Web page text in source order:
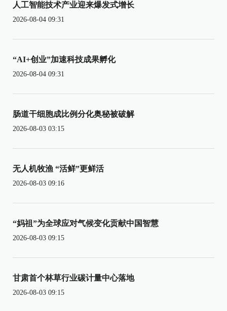
人工智能技术产业迎来爆发式增长
2026-08-04 09:31
“AI+创业”加速科技成果孵化
2026-08-04 09:31
肠道干细胞成比例分化奥秘被破解
2026-08-03 03:15
无人机牧渔 “活鲜”更鲜活
2026-08-03 09:16
“妈祖”为全球应对气候变化贡献中国智慧
2026-08-03 09:15
甘肃首个林草行业碳计量中心落地
2026-08-03 09:15